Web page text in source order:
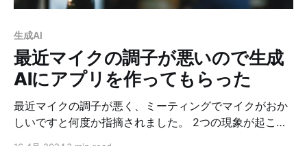
年契約で96ドル（月8ドル）かかりますのでご注意くだ
Docker使うなら使って良いと思います！
生成AI
最近マイクの調子が悪いので生成
AIにアプリを作ってもらった
最近マイクの調子が悪く、ミーティングでマイクがおか
しいですと何度か指摘されました。 2つの現象が起こっ